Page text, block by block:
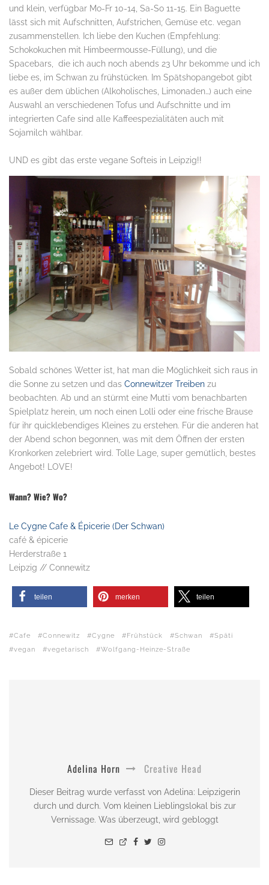
und klein, verfügbar Mo-Fr 10-14, Sa-So 11-15. Ein Baguette
lässt sich mit Aufschnitten, Aufstrichen, Gemüse etc. vegan
zusammenstellen. Ich liebe den Kuchen (Empfehlung:
Schokokuchen mit Himbeermousse-Füllung), und die
Spacebars, die ich auch noch abends 23 Uhr bekomme und ich
liebe es, im Schwan zu frühstücken. Im Spätshopangebot gibt
es außer dem üblichen (Alkoholisches, Limonaden…) auch eine
Auswahl an verschiedenen Tofus und Aufschnitte und im
integrierten Cafe sind alle Kaffeespezialitäten auch mit
Sojamilch wählbar.
UND es gibt das erste vegane Softeis in Leipzig!!
Sobald schönes Wetter ist, hat man die Möglichkeit sich raus in
die Sonne zu setzen und das Connewitzer Treiben zu
beobachten. Ab und an stürmt eine Mutti vom benachbarten
Spielplatz herein, um noch einen Lolli oder eine frische Brause
für ihr quicklebendiges Kleines zu erstehen. Für die anderen hat
der Abend schon begonnen, was mit dem Öffnen der ersten
Kronkorken zelebriert wird. Tolle Lage, super gemütlich, bestes
Angebot! LOVE!
Wann? Wie? Wo?
Le Cygne Cafe & Épicerie (Der Schwan)
café & épicerie
Herderstraße 1
Leipzig // Connewitz
teilen merken teilen
Cafe Connewitz Cygne Frühstück Schwan
Späti
vegan
vegetarisch Wolfgang-Heinze-Straße
Adelina Horn Creative Head
Dieser Beitrag wurde verfasst von Adelina: Leipzigerin
durch und durch. Vom kleinen Lieblingslokal bis zur
Vernissage. Was überzeugt, wird gebloggt